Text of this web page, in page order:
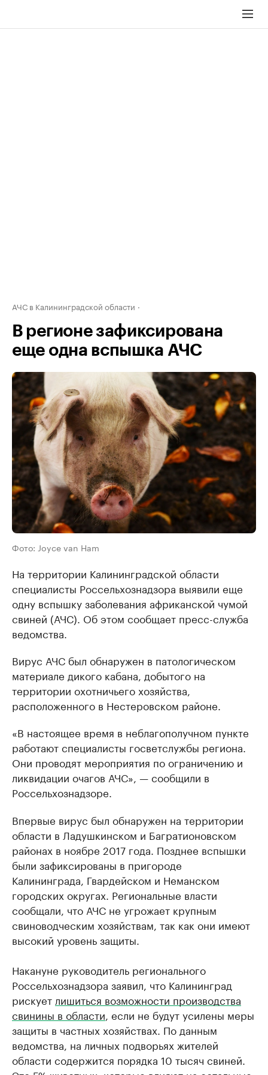
АЧС в Калининградской области
В регионе зафиксирована
еще одна вспышка АЧС
Фото: Joyce van Ham
На территории Калининградской области
специалисты Россельхознадзора выявили еще
одну вспышку заболевания африканской чумой
свиней (АЧС). Об этом сообщает пресс-служба
ведомства.
Вирус АЧС был обнаружен в патологическом
материале дикого кабана, добытого на
территории охотничьего хозяйства,
расположенного в Нестеровском районе.
«В настоящее время в неблагополучном пункте
работают специалисты госветслужбы региона.
Они проводят мероприятия по ограничению и
ликвидации очагов АЧС», — сообщили в
Россельхознадзоре.
Впервые вирус был обнаружен на территории
области в Ладушкинском и Багратионовском
районах в ноябре 2017 года. Позднее вспышки
были зафиксированы в пригороде
Калининграда, Гвардейском и Неманском
городских округах. Региональные власти
сообщали, что АЧС не угрожает крупным
свиноводческим хозяйствам, так как они имеют
высокий уровень защиты.
Накануне руководитель регионального
Россельхознадзора заявил, что Калининград
рискует лишиться возможности производства
свинины в области, если не будут усилены меры
защиты в частных хозяйствах. По данным
ведомства, на личных подворьях жителей
области содержится порядка 10 тысяч свиней.